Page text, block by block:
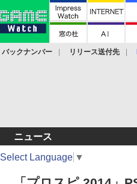
バックナンバー リリース送付先
ニュース
Select Language ▼